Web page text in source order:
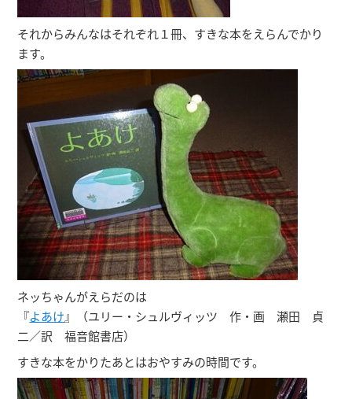
それからみんなはそれぞれ１冊、すきな本をえらんでかり
ます。
ネッちゃんがえらだのは
『よあけ』（ユリー・シュルヴィッツ 作・画 瀬田 貞
二／訳 福音館書店）
すきな本をかりたあとはおやすみの時間です。